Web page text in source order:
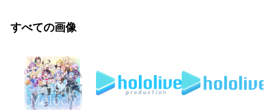
すべての画像